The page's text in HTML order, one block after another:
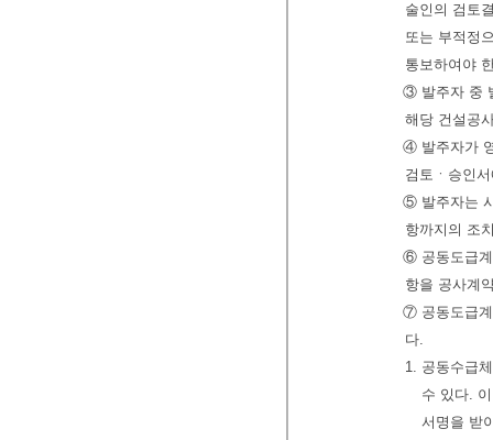
술인의 검토
또는 부적정
통보하여야
③ 발주자 중
해당 건설공
④ 발주자가
검토ㆍ승인
⑤ 발주자는
항까지의 조
⑥ 공동도급계
항을 공사계
⑦ 공동도급계
다.
1. 공동수급
수 있다.
서명을 받